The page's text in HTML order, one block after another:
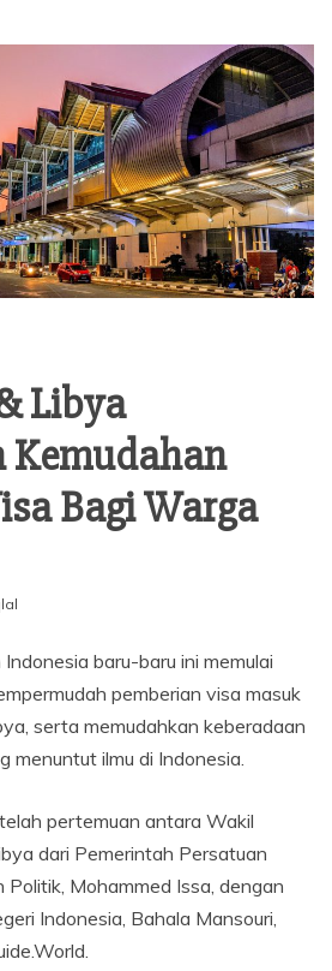
Libya
Kemudahan
Bagi Warga
baru-baru ini memulai
pemberian visa masuk
serta memudahkan keberadaan
menuntut ilmu di Indonesia.
pertemuan antara Wakil
dari Pemerintah Persatuan
Politik, Mohammed Issa, dengan
Indonesia, Bahala Mansouri,